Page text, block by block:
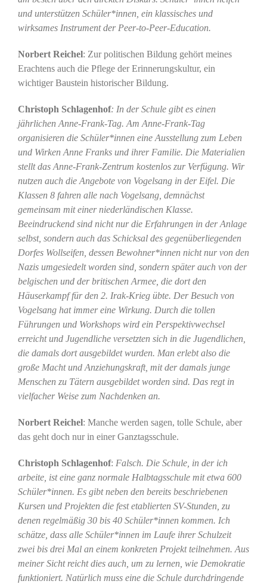
und unterstützen Schüler*innen, ein klassisches und
wirksames Instrument der Peer-to-Peer-Education.
Norbert Reichel: Zur politischen Bildung gehört meines
Erachtens auch die Pflege der Erinnerungskultur, ein
wichtiger Baustein historischer Bildung.
Christoph Schlagenhof: In der Schule gibt es einen
jährlichen Anne-Frank-Tag. Am Anne-Frank-Tag
organisieren die Schüler*innen eine Ausstellung zum Leben
und Wirken Anne Franks und ihrer Familie. Die Materialien
stellt das Anne-Frank-Zentrum kostenlos zur Verfügung. Wir
nutzen auch die Angebote von Vogelsang in der Eifel. Die
Klassen 8 fahren alle nach Vogelsang, demnächst
gemeinsam mit einer niederländischen Klasse.
Beeindruckend sind nicht nur die Erfahrungen in der Anlage
selbst, sondern auch das Schicksal des gegenüberliegenden
Dorfes Wollseifen, dessen Bewohner*innen nicht nur von den
Nazis umgesiedelt worden sind, sondern später auch von der
belgischen und der britischen Armee, die dort den
Häuserkampf für den 2. Irak-Krieg übte. Der Besuch von
Vogelsang hat immer eine Wirkung. Durch die tollen
Führungen und Workshops wird ein Perspektivwechsel
erreicht und Jugendliche versetzten sich in die Jugendlichen,
die damals dort ausgebildet wurden. Man erlebt also die
große Macht und Anziehungskraft, mit der damals junge
Menschen zu Tätern ausgebildet worden sind. Das regt in
vielfacher Weise zum Nachdenken an.
Norbert Reichel: Manche werden sagen, tolle Schule, aber
das geht doch nur in einer Ganztagsschule.
Christoph Schlagenhof: Falsch. Die Schule, in der ich
arbeite, ist eine ganz normale Halbtagsschule mit etwa 600
Schüler*innen. Es gibt neben den bereits beschriebenen
Kursen und Projekten die fest etablierten SV-Stunden, zu
denen regelmäßig 30 bis 40 Schüler*innen kommen. Ich
schätze, dass alle Schüler*innen im Laufe ihrer Schulzeit
zwei bis drei Mal an einem konkreten Projekt teilnehmen. Aus
meiner Sicht reicht dies auch, um zu lernen, wie Demokratie
funktioniert. Natürlich muss eine die Schule durchdringende